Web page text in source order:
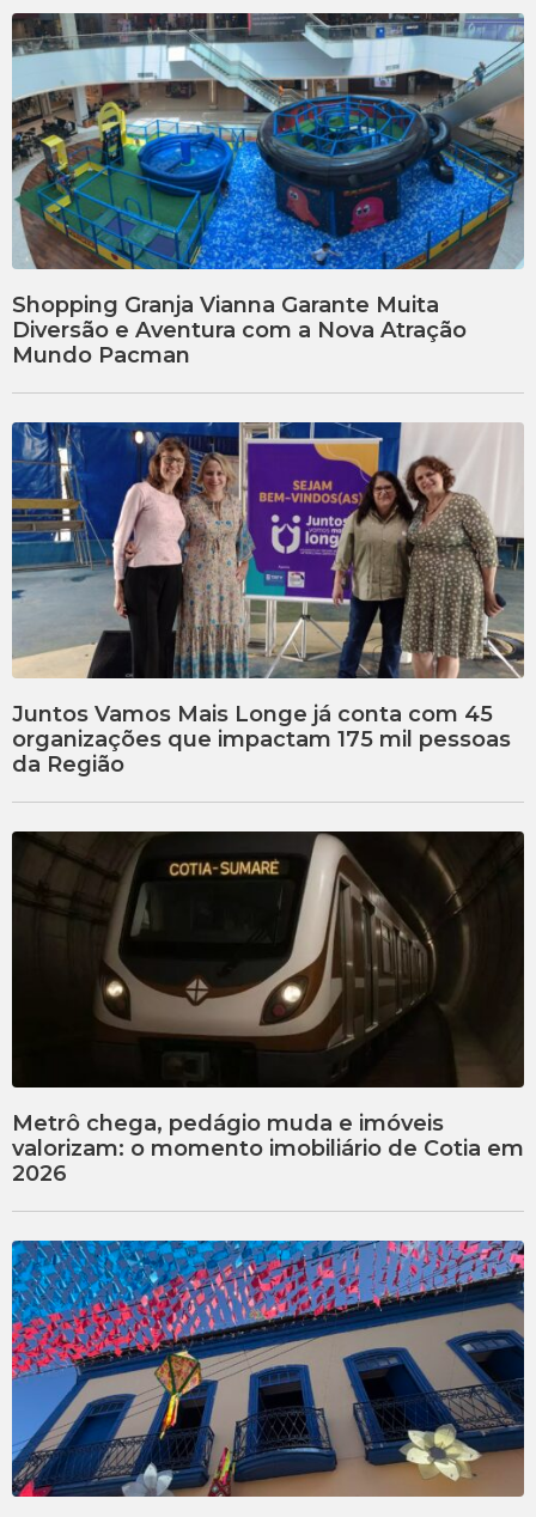
Shopping Granja Vianna Garante Muita
Diversão e Aventura com a Nova Atração
Mundo Pacman
Juntos Vamos Mais Longe já conta com 45
organizações que impactam 175 mil pessoas
da Região
Metrô chega, pedágio muda e imóveis
valorizam: o momento imobiliário de Cotia em
2026